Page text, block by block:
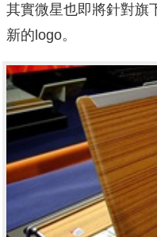
其實微星也即將針對旗
新的logo。